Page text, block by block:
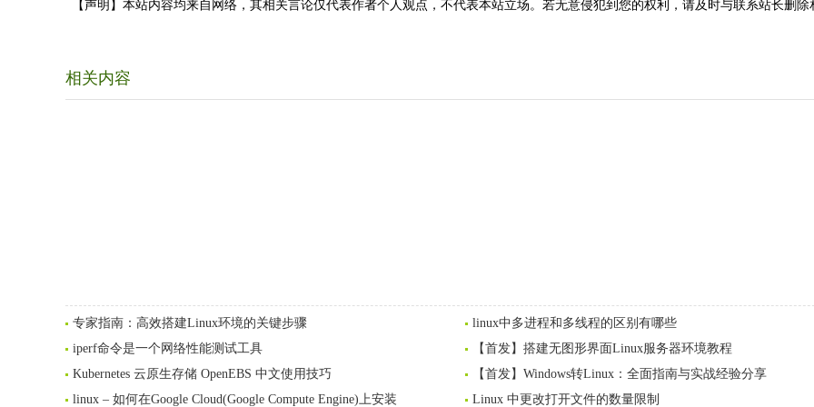
【声明】本站内容均来自网络，其相关言论仅代表作者个人观点，不代表本站立场。若无意侵犯到您的权利，请及时与联系站长删除
相关内容
专家指南：高效搭建Linux环境的关键步骤
linux中多进程和多线程的区别有哪些
iperf命令是一个网络性能测试工具
【首发】搭建无图形界面Linux服务器环境教程
Kubernetes 云原生存储 OpenEBS 中文使用技巧
【首发】Windows转Linux：全面指南与实战经验分享
linux – 如何在Google Cloud(Google Compute Engine)上安装
Linux 中更改打开文件的数量限制